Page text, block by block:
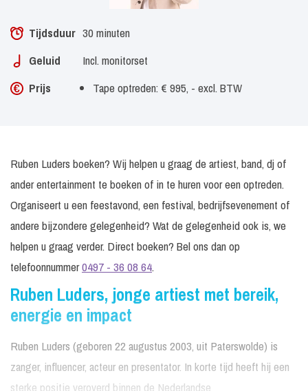
Tijdsduur 30 minuten
Geluid
Incl. monitorset
Prijs
Tape optreden: € 995, - excl. BTW
Ruben Luders boeken? Wij helpen u graag de artiest, band, dj of
ander entertainment te boeken of in te huren voor een optreden.
Organiseert u een feestavond, een festival, bedrijfsevenement of
andere bijzondere gelegenheid? Wat de gelegenheid ook is, we
helpen u graag verder. Direct boeken? Bel ons dan op
telefoonnummer0497 - 36 08 64.
Ruben Luders, jonge artiest met bereik,
energie en impact
Ruben Luders (geboren 22 augustus 2003, uit Paterswolde) is
zanger, influencer, acteur en presentator. In korte tijd heeft hij een
sterke positie veroverd binnen de Nederlandse